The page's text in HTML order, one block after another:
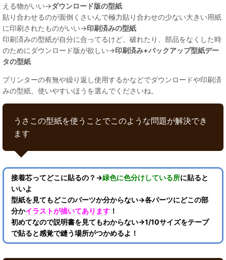
える物がいい→ダウンロード版の型紙
貼り合わせるのが面倒くさいんで極力貼り合わせの少ない大きい用紙
に印刷されたものがいい→印刷済みの型紙
印刷済みの型紙が自分に合ってるけど、破れたり、部品をなくした時
のためにダウンロード版が欲しい→印刷済み+バックアップ型紙デー
タの型紙
プリンターの有無や繰り返し使用するかなどでダウンロードや印刷済
みの型紙、使いやすいほうを選んでくださいね。
うさこの型紙を使うことでこのような問題が解決でき
ます
接着芯ってどこに貼るの？→緑色に色分けしている所に貼ると
いいよ
型紙を見てもどこのパーツか分からない→各パーツにどこの部
分かイラストが描いてあります ！
初めてなので説明書を見てもわからない→1/10サイズをテープ
で貼ると感覚で縫う場所がつかめるよ！